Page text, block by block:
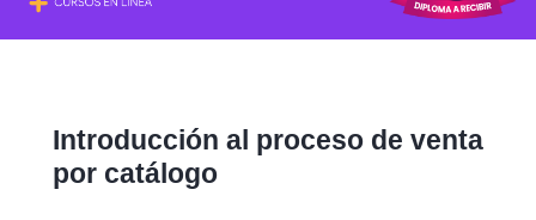
Introducción al proceso de venta
por catálogo